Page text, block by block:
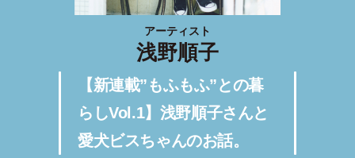
アーティスト
浅野順子
【新連載”もふもふ”との暮
らしVol.1】浅野順子さんと
愛犬ビスちゃんのお話。